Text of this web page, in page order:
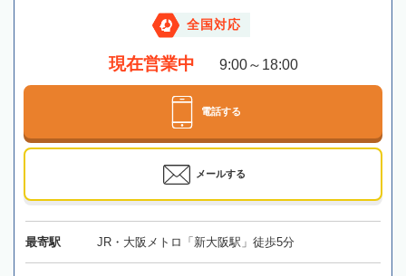
全国対応
現在営業中 9:00～18:00
電話する
メールする
最寄駅 JR・大阪メトロ「新大阪駅」徒歩5分